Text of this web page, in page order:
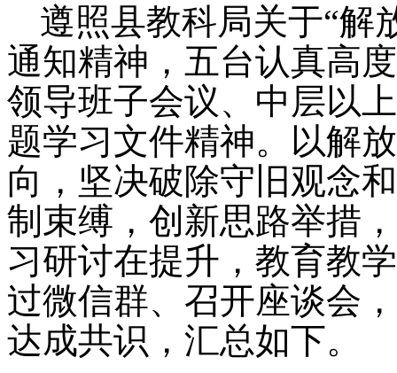
遵照县教科局关于“解
通知精神， 五台认真高
领导班子会议、 中层以
题学习文件精神。以解
向，坚决破除守旧观念
制束缚，创新思路举措
习研讨在提升 ， 教育教
过微信群、 召开座谈会
达成共识，汇总如下。